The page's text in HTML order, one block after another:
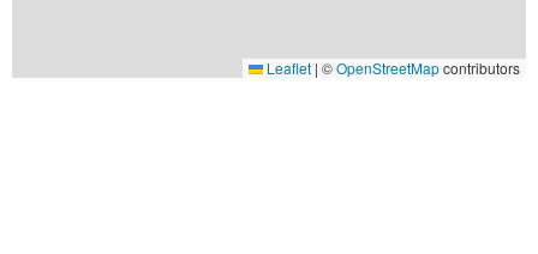
Leaflet | ©OpenStreetMapcontributors